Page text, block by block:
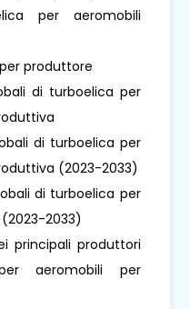
per aeromobili
produttore
di turboelica per
di turboelica per
(2023-2033)
di turboelica per
2033)
principali produttori
aeromobili per